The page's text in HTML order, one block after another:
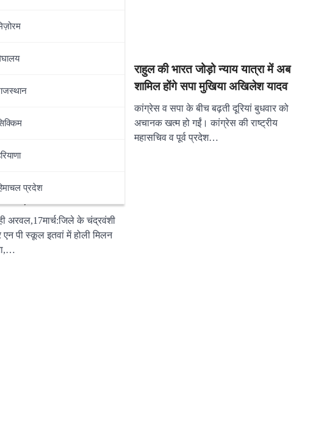
प्रदेश
चंद्रवंशी समाज
अरवल,17मार्च:जिले के चंद्रवंशी
एन पी स्कूल इतवां में होली मिलन
राहुल की भारत जोड़ो न्याय यात्रा में अब
शामिल होंगे सपा मुखिया अखिलेश यादव
कांग्रेस व सपा के बीच बढ़ती दूरियां बुधवार को
अचानक खत्म हो गईं। कांग्रेस की राष्ट्रीय
महासचिव व पूर्व प्रदेश…